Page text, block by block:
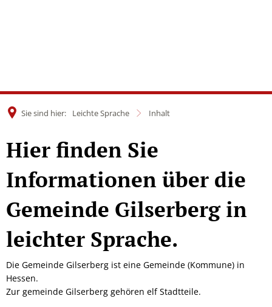
Sie sind hier: Leichte Sprache Inhalt
Hier finden Sie
Informationen über die
Gemeinde Gilserberg in
leichter Sprache.
Die Gemeinde Gilserberg ist eine Gemeinde (Kommune) in
Hessen.
Zur gemeinde Gilserberg gehören elf Stadtteile.